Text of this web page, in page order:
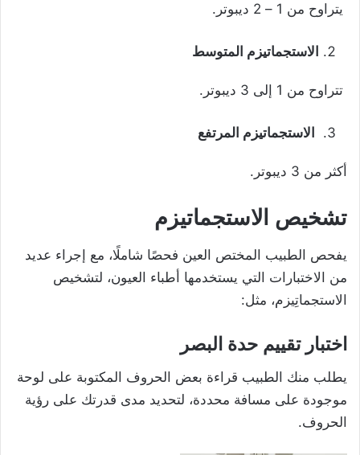
يتراوح من 1 – 2 ديبوتر.
الاستجماتيزم المتوسط
تتراوح من 1 إلى 3 ديبوتر.
الاستجماتيزم المرتفع
أكثر من 3 ديبوتر.
تشخيص الاستجماتيزم
يفحص الطبيب المختص العين فحصًا شاملًا، مع إجراء عديد
من الاختبارات التي يستخدمها أطباء العيون، لتشخيص
الاستجماتِيزم، مثل:
اختبار تقييم حدة البصر
يطلب منك الطبيب قراءة بعض الحروف المكتوبة على لوحة
موجودة على مسافة محددة، لتحديد مدى قدرتك على رؤية
الحروف.